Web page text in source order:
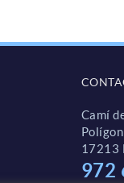
Camí
17213
972